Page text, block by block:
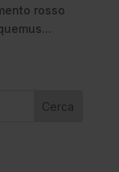
rosso
Cerca